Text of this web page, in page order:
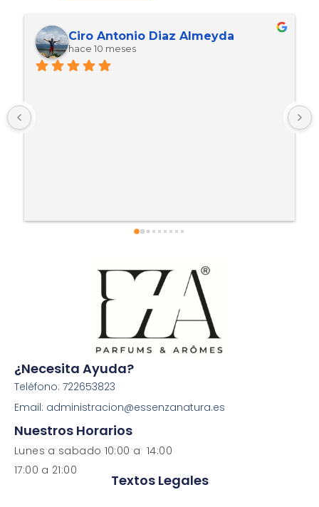
Ciro Antonio Diaz Almeyda
hace 10 meses
¿Necesita Ayuda?
Teléfono: 722653823
Email: administracion@essenzanatura.es
Nuestros Horarios
Lunes a sabado 10:00 a 14:00
17:00 a 21:00
Textos Legales